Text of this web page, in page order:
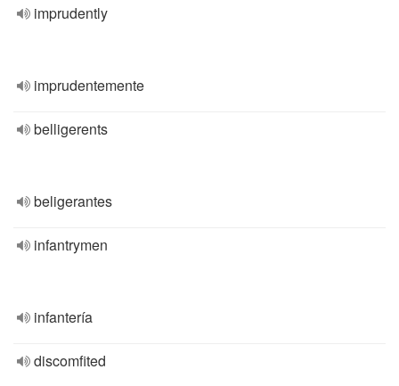
imprudently
imprudentemente
belligerents
beligerantes
infantrymen
infantería
discomfited